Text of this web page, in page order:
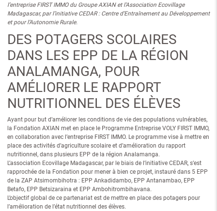
l’entreprise FIRST IMMO du Groupe AXIAN et l’Association Ecovillage
Madagascar, par l’initiative CEDAR : Centre d’Entraînement au Développement
et pour l’Autonomie Rurale.
DES POTAGERS SCOLAIRES
DANS LES EPP DE LA RÉGION
ANALAMANGA, POUR
AMÉLIORER LE RAPPORT
NUTRITIONNEL DES ÉLÈVES
Ayant pour but d’améliorer les conditions de vie des populations vulnérables,
la Fondation AXIAN met en place le Programme Entreprise VOLY FIRST IMMO,
en collaboration avec l’entreprise FIRST IMMO. Le programme vise à mettre en
place des activités d’agriculture scolaire et d’amélioration du rapport
nutritionnel, dans plusieurs EPP de la région Analamanga.
L’association Ecovillage Madagascar, par le biais de l’initiative CEDAR, s’est
rapprochée de la Fondation pour mener à bien ce projet, instauré dans 5 EPP
de la ZAP Atsimombihotra : EPP Ankadidambo, EPP Antanambao, EPP
Betafo, EPP Betsizaraina et EPP Ambohitrombihavana.
L’objectif global de ce partenariat est de mettre en place des potagers pour
l’amélioration de l’état nutritionnel des élèves.